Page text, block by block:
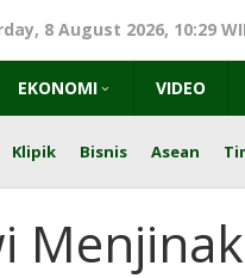
8 August 2026, 10:29
EKONOMI VIDEO
Klipik Bisnis Asean